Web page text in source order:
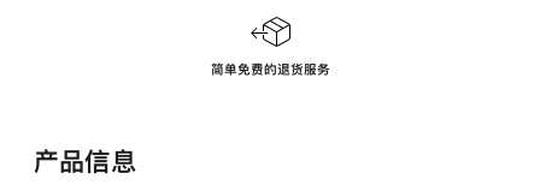
简单免费的退货服务
产品信息